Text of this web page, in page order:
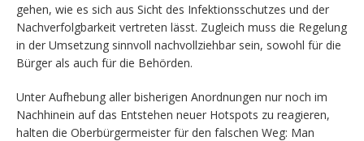
gehen, wie es sich aus Sicht des Infektionsschutzes und der
Nachverfolgbarkeit vertreten lässt. Zugleich muss die Regelung
in der Umsetzung sinnvoll nachvollziehbar sein, sowohl für die
Bürger als auch für die Behörden.
Unter Aufhebung aller bisherigen Anordnungen nur noch im
Nachhinein auf das Entstehen neuer Hotspots zu reagieren,
halten die Oberbürgermeister für den falschen Weg: Man